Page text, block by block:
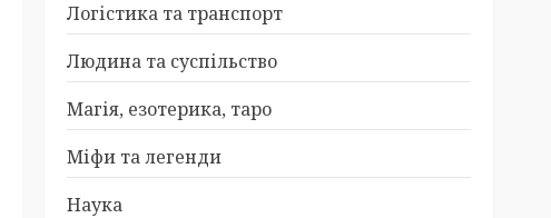
Логістика та транспорт
Людина та суспільство
Магія, езотерика, таро
Міфи та легенди
Наука